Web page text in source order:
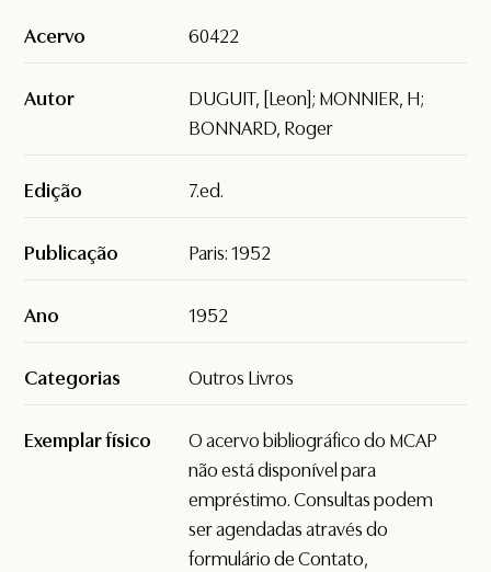
Acervo 60422
Autor
DUGUIT, [Leon]; MONNIER, H;
BONNARD, Roger
Edição 7.ed.
Publicação Paris: 1952
Ano 1952
Categorias Outros Livros
Exemplar físico
O acervo bibliográfico do MCAP
não está disponível para
empréstimo. Consultas podem
ser agendadas através do
formulário deContato,